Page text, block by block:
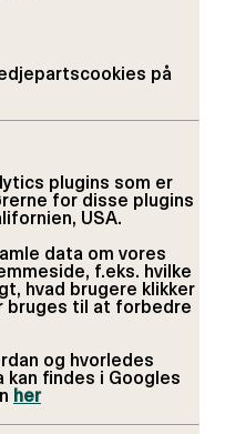
på
plugins som er
for disse plugins
USA.
data om vores
f.eks. hvilke
hvad brugere klikker
bruges til at forbedre
og hvorledes
findes i Googles
her